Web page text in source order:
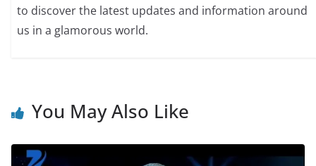
to discover the latest updates and information around
us in a glamorous world.
You May Also Like